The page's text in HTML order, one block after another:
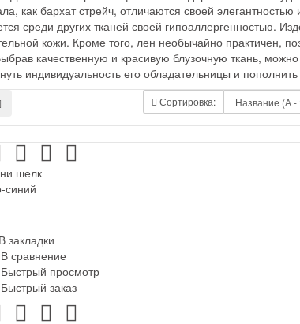
как бархат стрейч, отличаются своей
среди других тканей своей гипоаллергенностью.
кожи. Кроме того, лен необычайно практичен,
качественную и красивую блузочную ткань,
индивидуальность его обладательницы и
Сортировка:
В закладки
В сравнение
Быстрый просмотр
Быстрый заказ